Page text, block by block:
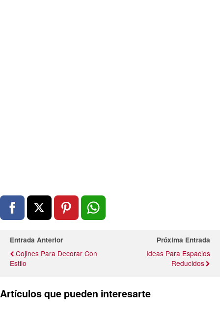
Entrada Anterior
Cojines Para Decorar Con
Estilo
Próxima Entrada
Ideas Para Espacios
Reducidos
Artículos que pueden interesarte